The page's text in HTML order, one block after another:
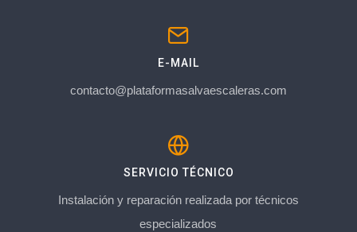
E-MAIL
contacto@plataformasalvaescaleras.com
SERVICIO TÉCNICO
Instalación y reparación realizada por técnicos
especializados